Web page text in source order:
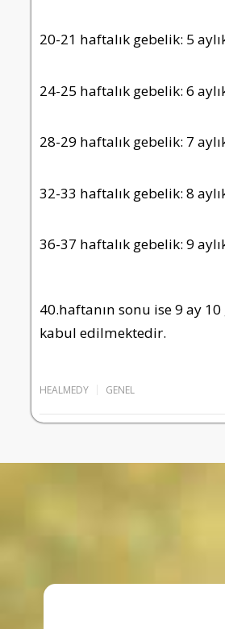
20-21 haftalık gebelik: 5
24-25 haftalık gebelik: 6
28-29 haftalık gebelik: 7
32-33 haftalık gebelik: 8
36-37 haftalık gebelik: 9
40.haftanın sonu ise 9 ay
kabul edilmektedir.
HEALMEDY GENEL